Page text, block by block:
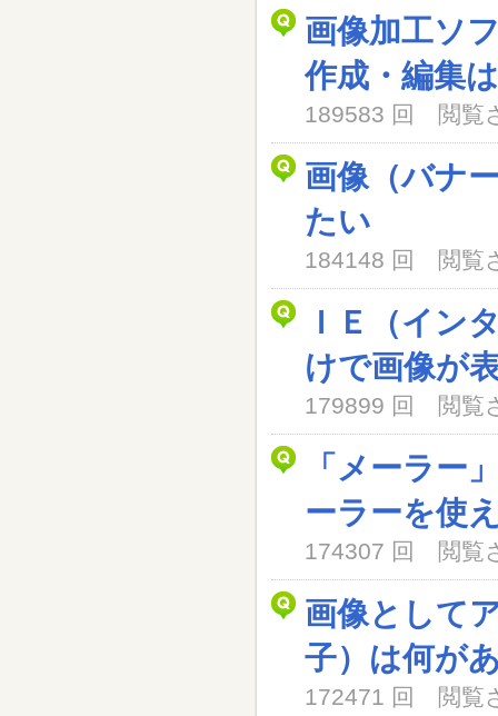
画像加工ソ
作成・編集
189583 回 閲覧
画像（バナ
たい
184148 回 閲覧
ＩＥ（イン
けで画像が
179899 回 閲覧
「メーラー
ーラーを使
174307 回 閲覧
画像として
子）は何が
172471 回 閲覧